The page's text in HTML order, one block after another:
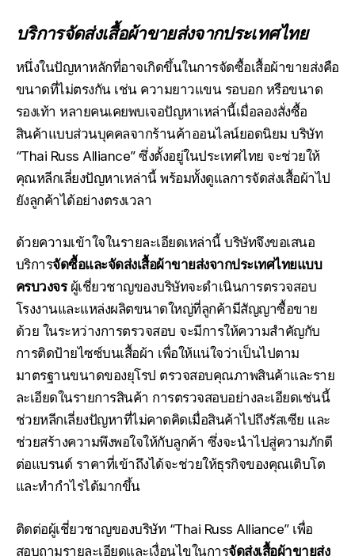
บริการจัดส่งเสื้อผ้าขายส่งจากประเทศไทย
หนึ่งในปัญหาหลักที่อาจเกิดขึ้นในการจัดซื้อเสื้อผ้าขายส่งคือ
ขนาดที่ไม่ตรงกัน เช่น ความยาวแขน รอบอก หรือขนาด
รองเท้า หลายคนเคยพบเจอปัญหาเหล่านี้เมื่อลองสั่งซื้อ
สินค้าแบบส่วนบุคคลจากร้านค้าออนไลน์ยอดนิยม บริษัท
“Thai Russ Alliance” ซึ่งตั้งอยู่ในประเทศไทย จะช่วยให้
คุณหลีกเลี่ยงปัญหาเหล่านี้ พร้อมทั้งดูแลการจัดส่งเสื้อผ้าไป
ยังลูกค้าได้อย่างตรงเวลา
ด้วยความเข้าใจในรายละเอียดเหล่านี้ บริษัทจึงขอเสนอ
บริการจัดซื้อและจัดส่งเสื้อผ้าขายส่งจากประเทศไทยแบบ
ครบวงจรผู้เชี่ยวชาญของบริษัทจะดำเนินการตรวจสอบ
โรงงานและแหล่งผลิตขนาดใหญ่ที่ลูกค้ามีสัญญาซื้อขาย
ด้วย ในระหว่างการตรวจสอบ จะมีการให้ความสำคัญกับ
การติดป้ายไซซ์บนเสื้อผ้า เพื่อให้แน่ใจว่าเป็นไปตาม
มาตรฐานขนาดของยุโรป ตรวจสอบคุณภาพสินค้าและราย
ละเอียดในรายการสินค้า การตรวจสอบอย่างละเอียดเช่นนี้
ช่วยหลีกเลี่ยงปัญหาที่ไม่คาดคิดเมื่อสินค้าไปถึงรัสเซีย และ
ช่วยสร้างความพึงพอใจให้กับลูกค้า ซึ่งจะนำไปสู่ความภักดี
ต่อแบรนด์ ราคาที่เข้าถึงได้จะช่วยให้ธุรกิจของคุณเติบโต
และทำกำไรได้มากขึ้น
ติดต่อผู้เชี่ยวชาญของบริษัท “Thai Russ Alliance” เพื่อ
สอบถามรายละเอียดและเงื่อนไขในการจัดส่งเสื้อผ้าขายส่ง